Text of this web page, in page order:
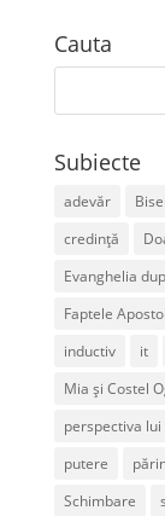
Cauta
Subiecte
adevăr
credință
Evanghelia
Faptele
inductiv
it
Mia și Costel
perspectiva
putere
Schimbare